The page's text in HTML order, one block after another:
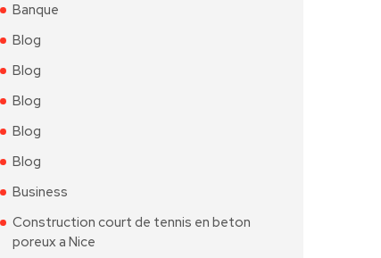
Banque
Blog
Blog
Blog
Blog
Blog
Business
Construction court de tennis en beton
poreux a Nice